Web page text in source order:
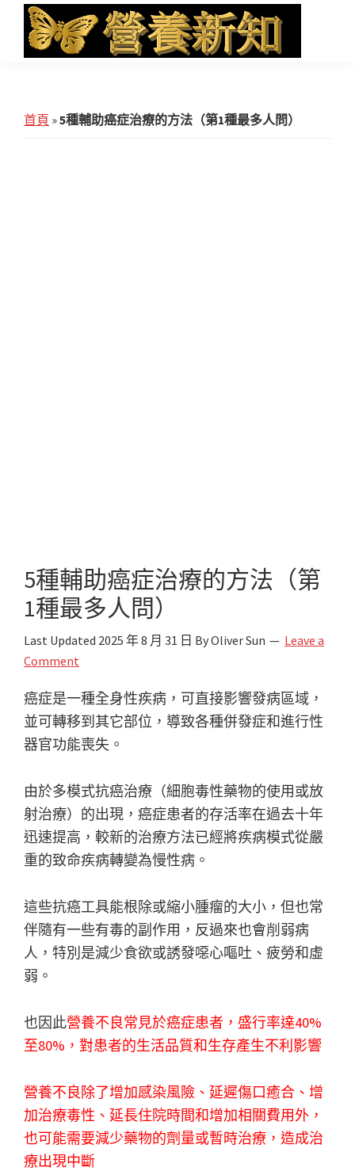
main
primary
footer
知
and
首頁 »5種輔助癌症治療的方法（第1種最多人問）
5種輔助癌症治療的方法（第
1種最多人問）
Last Updated 2025 年 8 月 31 日 ByOliver Sun
Leave a
Comment
癌症是一種全身性疾病，可直接影響發病區域，
並可轉移到其它部位，導致各種併發症和進行性
器官功能喪失。
由於多模式抗癌治療（細胞毒性藥物的使用或放
射治療）的出現，癌症患者的存活率在過去十年
迅速提高，較新的治療方法已經將疾病模式從嚴
重的致命疾病轉變為慢性病。
這些抗癌工具能根除或縮小腫瘤的大小，但也常
伴隨有一些有毒的副作用，反過來也會削弱病
人，特別是減少食欲或誘發噁心嘔吐、疲勞和虛
弱。
也因此營養不良常見於癌症患者，盛行率達40%
至80%，對患者的生活品質和生存產生不利影響
營養不良除了增加感染風險、延遲傷口癒合、增
加治療毒性、延長住院時間和增加相關費用外，
也可能需要減少藥物的劑量或暫時治療，造成治
療出現中斷